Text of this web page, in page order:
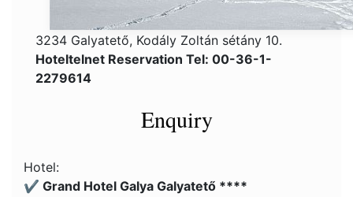
3234 Galyatető, Kodály Zoltán sétány 10.
Hoteltelnet Reservation Tel: 00-36-1-
2279614
Enquiry
Hotel:
✔️ Grand Hotel Galya Galyatető ****